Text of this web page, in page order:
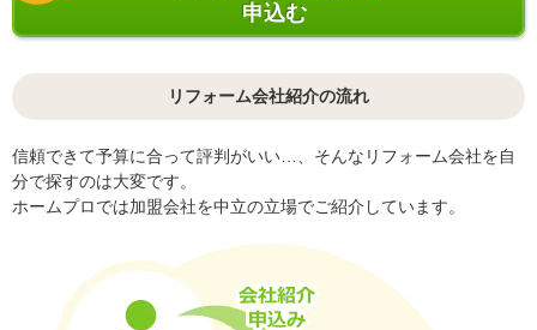
申込む
リフォーム会社紹介の流れ
信頼できて予算に合って評判がいい…、そんなリフォーム会社を自
分で探すのは大変です。
ホームプロでは加盟会社を中立の立場でご紹介しています。